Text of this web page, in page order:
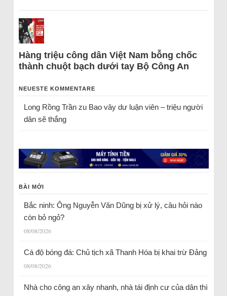
Hàng triệu công dân Việt Nam bỗng chốc
thành chuột bạch dưới tay Bộ Công An
NEUESTE KOMMENTARE
Long Rồng Trầnzu Bao vây dư luận viên – triệu người
dân sẽ thắng
BÀI MỚI
Bắc ninh: Ông Nguyễn Văn Dũng bị xử lý, câu hỏi nào
còn bỏ ngỏ?
08/08/2026
Cá độ bóng đá: Chủ tịch xã Thanh Hóa bị khai trừ Đảng
08/08/2026
Nhà cho công an xây nhanh, nhà tái định cư của dân thì